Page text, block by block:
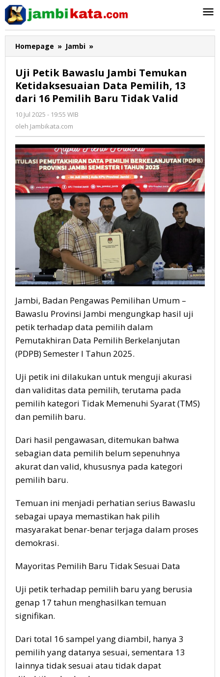
Lewati
konten
Homepage » Jambi »
Petik
Bawaslu
Jambi
Temukan
Ketidaksesuaian
dari
16
Pemilih
Baru
Tidak
Valid
Uji Petik Bawaslu Jambi Temukan
Ketidaksesuaian Data Pemilih, 13
dari 16 Pemilih Baru Tidak Valid
10 Jul 2025 - 19:55 WIB
oleh Jambikata.com
Jambi, Badan Pengawas Pemilihan Umum –
Bawaslu Provinsi Jambi mengungkap hasil uji
petik terhadap data pemilih dalam
Pemutakhiran Data Pemilih Berkelanjutan
(PDPB) Semester I Tahun 2025.
Uji petik ini dilakukan untuk menguji akurasi
dan validitas data pemilih, terutama pada
pemilih kategori Tidak Memenuhi Syarat (TMS)
dan pemilih baru.
Dari hasil pengawasan, ditemukan bahwa
sebagian data pemilih belum sepenuhnya
akurat dan valid, khususnya pada kategori
pemilih baru.
Temuan ini menjadi perhatian serius Bawaslu
sebagai upaya memastikan hak pilih
masyarakat benar-benar terjaga dalam proses
demokrasi.
Mayoritas Pemilih Baru Tidak Sesuai Data
Uji petik terhadap pemilih baru yang berusia
genap 17 tahun menghasilkan temuan
signifikan.
Dari total 16 sampel yang diambil, hanya 3
pemilih yang datanya sesuai, sementara 13
lainnya tidak sesuai atau tidak dapat